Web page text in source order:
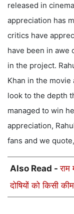
released in
appreciation has
critics have
have been in awe
in the project.
Khan in the
look to the depth
managed to win
appreciation,
fans and we quote,
Also Read -राम
दोषियों को किसी